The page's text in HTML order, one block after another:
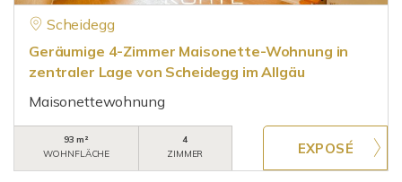
Scheidegg
Geräumige 4-Zimmer Maisonette-Wohnung in
zentraler Lage von Scheidegg im Allgäu
Maisonettewohnung
93 m²
WOHNFLÄCHE
4
ZIMMER